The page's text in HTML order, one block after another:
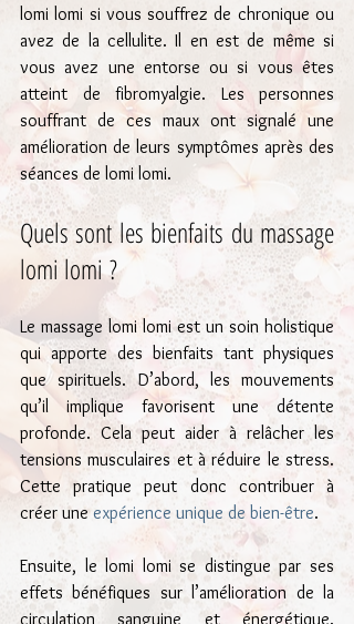
lomi lomi si vous souffrez de chronique ou
avez de la cellulite. Il en est de même si
vous avez une entorse ou si vous êtes
atteint de fibromyalgie. Les personnes
souffrant de ces maux ont signalé une
amélioration de leurs symptômes après des
séances de lomi lomi.
Quels sont les bienfaits du massage
lomi lomi ?
Le massage lomi lomi est un soin holistique
qui apporte des bienfaits tant physiques
que spirituels. D’abord, les mouvements
qu’il implique favorisent une détente
profonde. Cela peut aider à relâcher les
tensions musculaires et à réduire le stress.
Cette pratique peut donc contribuer à
créer une expérience unique de bien-être.
Ensuite, le lomi lomi se distingue par ses
effets bénéfiques sur l’amélioration de la
circulation sanguine et énergétique.